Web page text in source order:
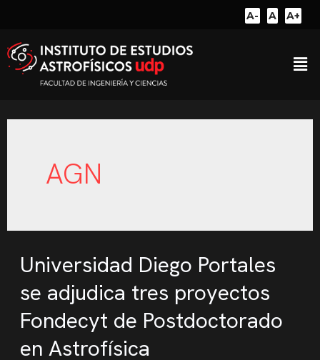
A- A A+
AGN
Universidad Diego Portales
se adjudica tres proyectos
Fondecyt de Postdoctorado
en Astrofísica